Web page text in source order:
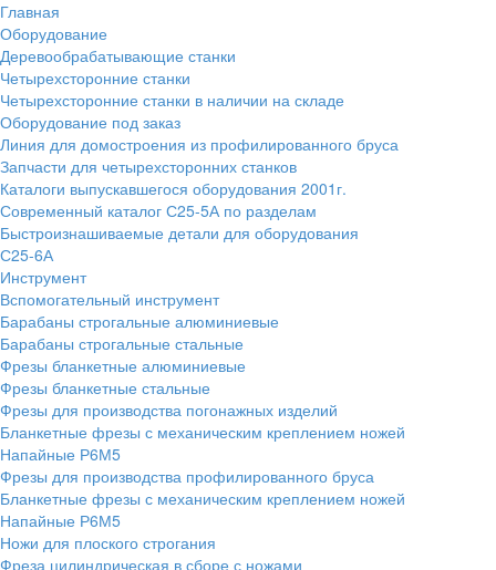
Главная
Оборудование
Деревообрабатывающие станки
Четырехсторонние станки
Четырехсторонние станки в наличии на складе
Оборудование под заказ
Линия для домостроения из профилированного бруса
Запчасти для четырехсторонних станков
Каталоги выпускавшегося оборудования 2001г.
Современный каталог С25-5А по разделам
Быстроизнашиваемые детали для оборудования
С25-6А
Инструмент
Вспомогательный инструмент
Барабаны строгальные алюминиевые
Барабаны строгальные стальные
Фрезы бланкетные алюминиевые
Фрезы бланкетные стальные
Фрезы для производства погонажных изделий
Бланкетные фрезы с механическим креплением ножей
Напайные Р6М5
Фрезы для производства профилированного бруса
Бланкетные фрезы с механическим креплением ножей
Напайные Р6М5
Ножи для плоского строгания
Фреза цилиндрическая в сборе с ножами